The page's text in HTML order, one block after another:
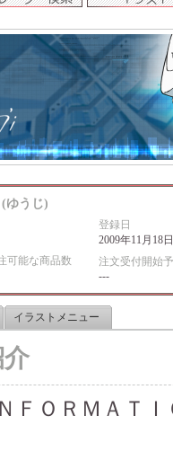
うじ)
登録日
2009年11月18日
可能な商品数
注文受付開始
---
イラストメニュー
介
ＦＯＲＭＡＴ